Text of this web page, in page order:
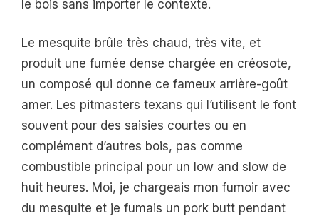
le bois sans importer le contexte.
Le mesquite brûle très chaud, très vite, et
produit une fumée dense chargée en créosote,
un composé qui donne ce fameux arrière-goût
amer. Les pitmasters texans qui l’utilisent le font
souvent pour des saisies courtes ou en
complément d’autres bois, pas comme
combustible principal pour un low and slow de
huit heures. Moi, je chargeais mon fumoir avec
du mesquite et je fumais un pork butt pendant